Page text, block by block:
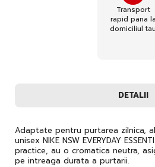
Transport
rapid pana la
domiciliul tau
DETALII
Adaptate pentru purtarea zilnica,
unisex NIKE NSW EVERYDAY
practice, au o cromatica neutra,
pe intreaga durata a purtarii.